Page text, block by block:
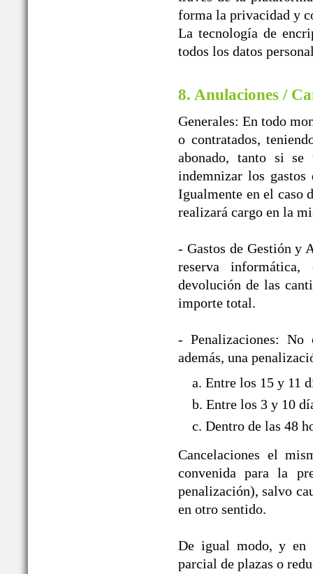
forma la privacidad y
La tecnología de
todos los datos
8. Anulaciones /
Generales: En todo
o contratados,
abonado, tanto si
indemnizar los
Igualmente en el caso
realizará cargo en la
- Gastos de Gestión y
reserva
devolución de las
importe total.
- Penalizaciones: No
además, una
a. Entre los 15 y 11
b. Entre los 3 y 10
c. Dentro de las 48
Cancelaciones el
convenida para la
penalización), salvo
en otro sentido.
De igual modo, y en
parcial de plazas o